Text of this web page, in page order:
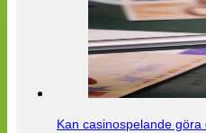
Kan casinospelande